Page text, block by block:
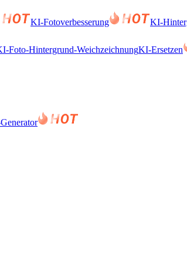
KI-Fotoverbesserung KI-
Foto-Hintergrund-WeichzeichnungKI-Ersetzen